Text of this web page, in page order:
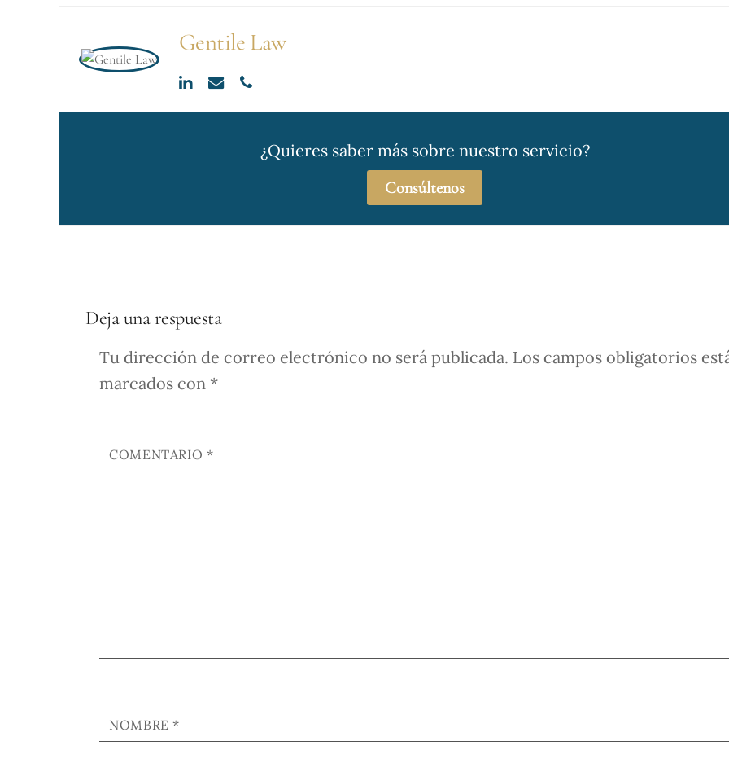
Gentile Law
¿Quieres saber más sobre nuestro servicio?
Consúltenos
Deja una respuesta
Tu dirección de correo electrónico no será publicada. Los campos obligatorios
marcados con *
COMENTARIO*
NOMBRE*